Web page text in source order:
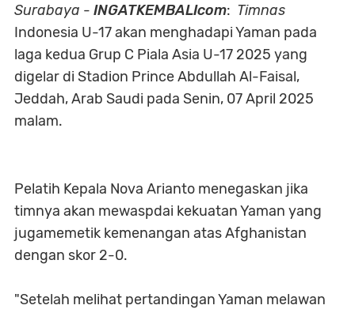
Surabaya - INGATKEMBALIcom: Timnas
Indonesia U-17 akan menghadapi Yaman pada
laga kedua Grup C Piala Asia U-17 2025 yang
digelar di Stadion Prince Abdullah Al-Faisal,
Jeddah, Arab Saudi pada Senin, 07 April 2025
malam.
Pelatih Kepala Nova Arianto menegaskan jika
timnya akan mewaspdai kekuatan Yaman yang
jugamemetik kemenangan atas Afghanistan
dengan skor 2-0.
"Setelah melihat pertandingan Yaman melawan